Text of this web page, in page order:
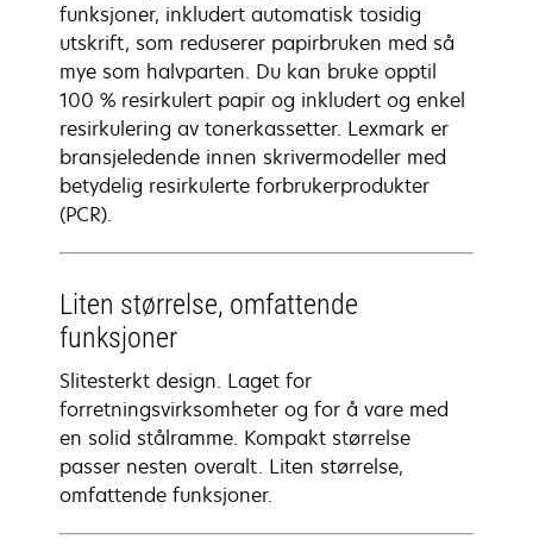
funksjoner, inkludert automatisk tosidig
utskrift, som reduserer papirbruken med så
mye som halvparten. Du kan bruke opptil
100 % resirkulert papir og inkludert og enkel
resirkulering av tonerkassetter. Lexmark er
bransjeledende innen skrivermodeller med
betydelig resirkulerte forbrukerprodukter
(PCR).
Liten størrelse, omfattende
funksjoner
Slitesterkt design. Laget for
forretningsvirksomheter og for å vare med
en solid stålramme. Kompakt størrelse
passer nesten overalt. Liten størrelse,
omfattende funksjoner.